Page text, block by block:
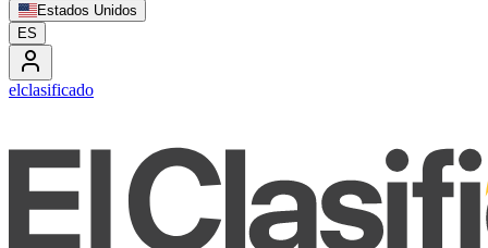
Estados Unidos
ES
elclasificado